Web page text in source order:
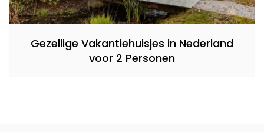
Gezellige Vakantiehuisjes in Nederland
voor 2 Personen